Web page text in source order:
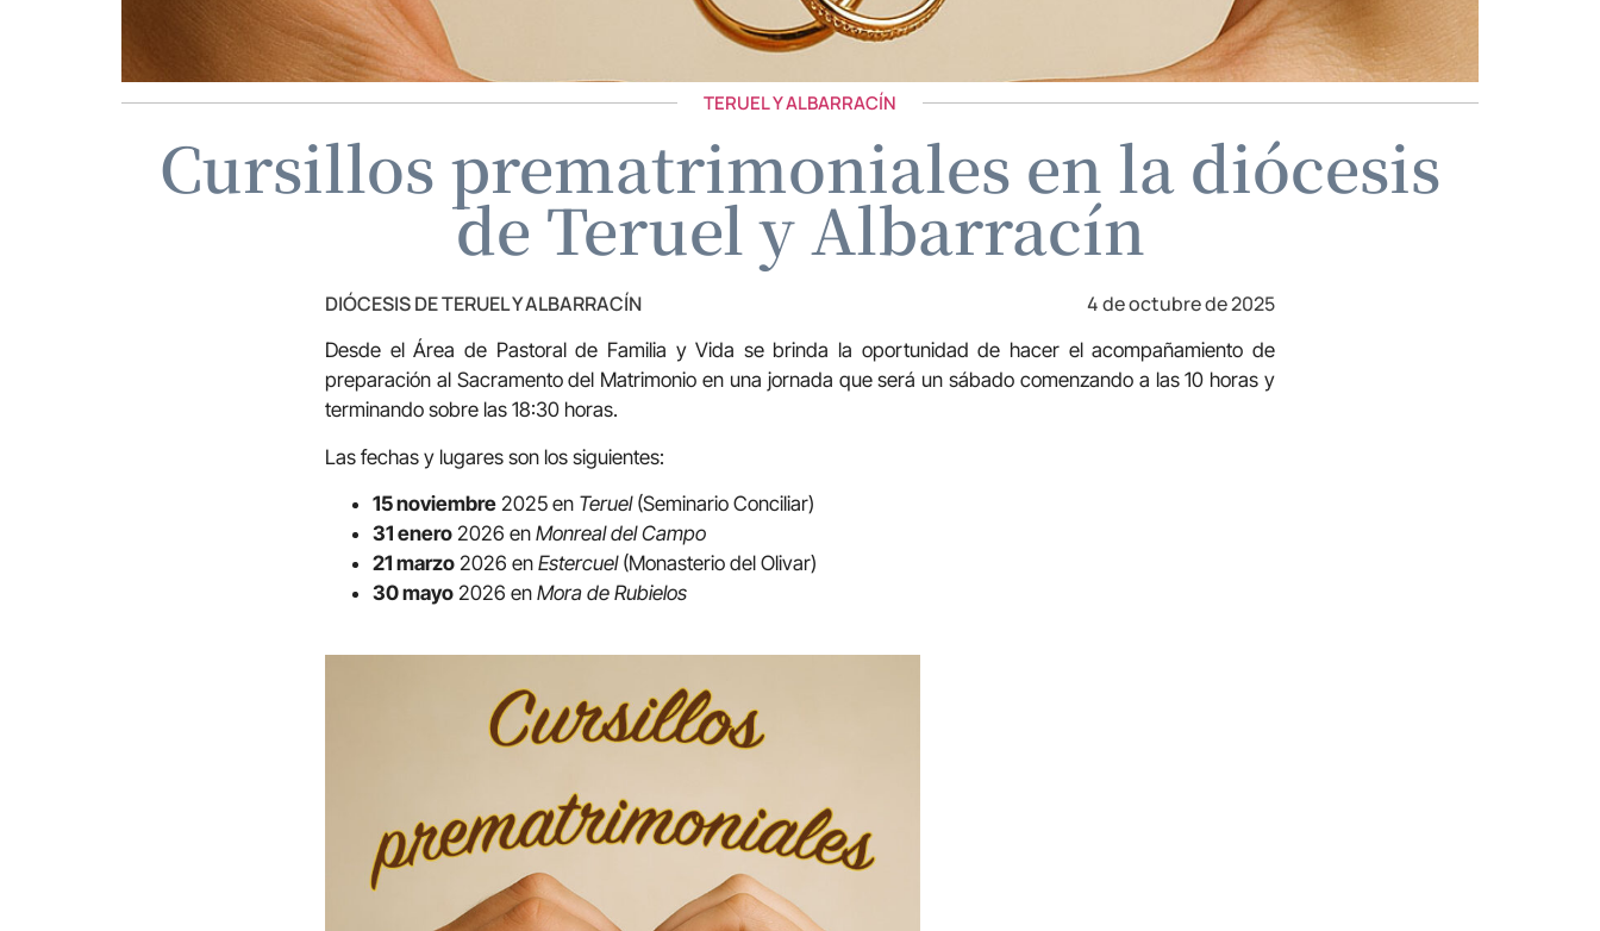
TERUEL Y ALBARRACÍN
Cursillos prematrimoniales en la diócesis
de Teruel y Albarracín
DIÓCESIS DE TERUEL Y ALBARRACÍN 4 de octubre de 2025
Desde el Área de Pastoral de Familia y Vida se brinda la oportunidad de hacer el acompañamiento de
preparación al Sacramento del Matrimonio en una jornada que será un sábado comenzando a las 10 horas y
terminando sobre las 18:30 horas.
Las fechas y lugares son los siguientes:
15 noviembre 2025 en Teruel(Seminario Conciliar)
31 enero 2026 en Monreal del Campo
21 marzo 2026 en Estercuel(Monasterio del Olivar)
30 mayo 2026 en Mora de Rubielos